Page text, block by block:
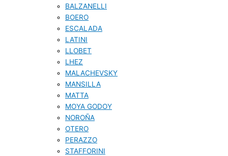
BALZANELLI
BOERO
ESCALADA
LATINI
LLOBET
LHEZ
MALACHEVSKY
MANSILLA
MATTA
MOYA GODOY
NOROÑA
OTERO
PERAZZO
STAFFORINI